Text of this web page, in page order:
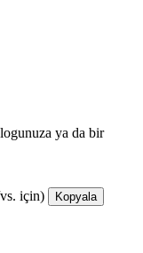
ya da bir
için) Kopyala